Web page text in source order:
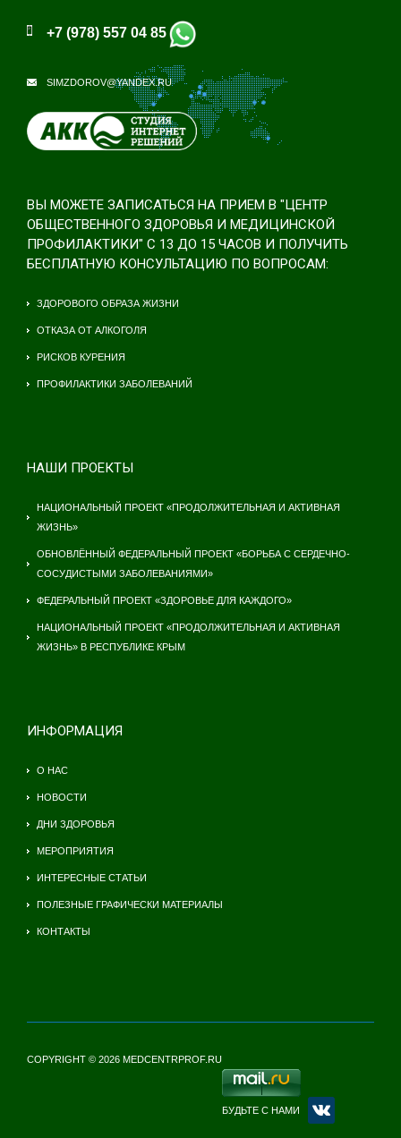
+7 (978) 557 04 85
SIMZDOROV@YANDEX.RU
ВЫ МОЖЕТЕ ЗАПИСАТЬСЯ НА ПРИЕМ В "ЦЕНТР
ОБЩЕСТВЕННОГО ЗДОРОВЬЯ И МЕДИЦИНСКОЙ
ПРОФИЛАКТИКИ" С 13 ДО 15 ЧАСОВ И ПОЛУЧИТЬ
БЕСПЛАТНУЮ КОНСУЛЬТАЦИЮ ПО ВОПРОСАМ:
ЗДОРОВОГО ОБРАЗА ЖИЗНИ
ОТКАЗА ОТ АЛКОГОЛЯ
РИСКОВ КУРЕНИЯ
ПРОФИЛАКТИКИ ЗАБОЛЕВАНИЙ
НАШИ ПРОЕКТЫ
НАЦИОНАЛЬНЫЙ ПРОЕКТ «ПРОДОЛЖИТЕЛЬНАЯ И АКТИВНАЯ
ЖИЗНЬ»
ОБНОВЛЁННЫЙ ФЕДЕРАЛЬНЫЙ ПРОЕКТ «БОРЬБА С СЕРДЕЧНО-
СОСУДИСТЫМИ ЗАБОЛЕВАНИЯМИ»
ФЕДЕРАЛЬНЫЙ ПРОЕКТ «ЗДОРОВЬЕ ДЛЯ КАЖДОГО»
НАЦИОНАЛЬНЫЙ ПРОЕКТ «ПРОДОЛЖИТЕЛЬНАЯ И АКТИВНАЯ
ЖИЗНЬ» В РЕСПУБЛИКЕ КРЫМ
ИНФОРМАЦИЯ
О НАС
НОВОСТИ
ДНИ ЗДОРОВЬЯ
МЕРОПРИЯТИЯ
ИНТЕРЕСНЫЕ СТАТЬИ
ПОЛЕЗНЫЕ ГРАФИЧЕСКИ МАТЕРИАЛЫ
КОНТАКТЫ
COPYRIGHT © 2026 MEDCENTRPROF.RU
БУДЬТЕ С НАМИ